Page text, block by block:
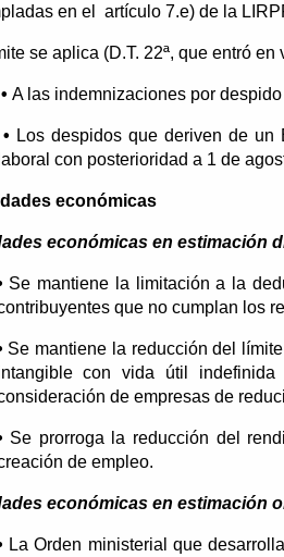
en el artículo 7.e) de la
se aplica (D.T. 22ª, que entró en
• A las indemnizaciones por
• Los despidos que deriven de
laboral con posterioridad a 1 de
económicas
económicas en estimación
Se mantiene la limitación a la
que no cumplan los
Se mantiene la reducción del
con vida útil
de empresas de
Se prorroga la reducción del
de empleo.
económicas en estimación
La Orden ministerial que